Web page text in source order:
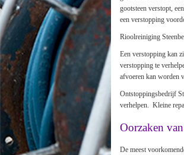
gootsteen verstopt,
een verstopping
Rioolreiniging
Een verstopping kan
verstopping te
afvoeren kan worden
Ontstoppingsbedrijf
verhelpen. Kleine
Oorzaken
De meest